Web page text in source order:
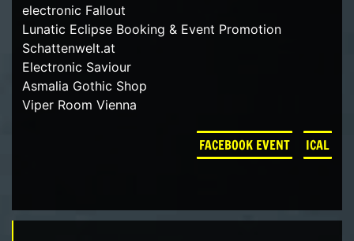
electronic Fallout
Lunatic Eclipse Booking & Event Promotion
Schattenwelt.at
Electronic Saviour
Asmalia Gothic Shop
Viper Room Vienna
FACEBOOK EVENT ICAL